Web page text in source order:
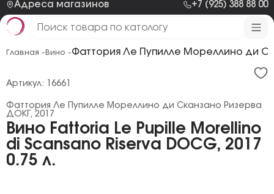
Адреса магазинов +7 (925) 388 88 00
Главная - Вино -Фаттория Ле Пупилле Мореллино ди
Вино Fattoria Le Pupille Morellino
di Scansano Riserva DOCG, 2017
0.75 л.
Фаттория Ле Пупилле Мореллино ди Сканзано Ризерва
ДОКГ, 2017
Артикул: 16661